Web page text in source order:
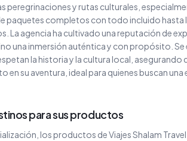
peregrinaciones y rutas culturales,
paquetes completos con todo incluido hasta
La agencia ha cultivado una reputación de
una inmersión auténtica y con propósito.
la historia y la cultura local,
en su aventura, ideal para quienes buscan
para sus productos
los productos de Viajes Shalam